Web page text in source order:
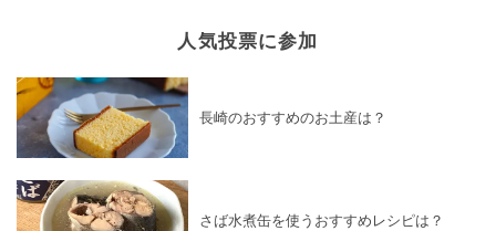
人気投票に参加
長崎のおすすめのお土産は？
さば水煮缶を使うおすすめレシピは？